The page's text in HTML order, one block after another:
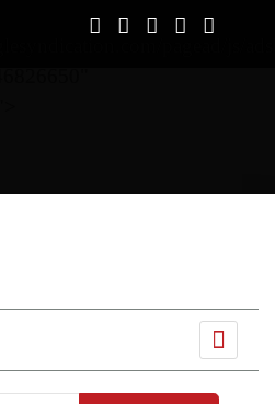
Próximo
Próximo